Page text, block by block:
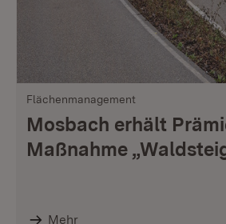
Flächenmanagement
Mosbach erhält
Maßnahme
Mehr